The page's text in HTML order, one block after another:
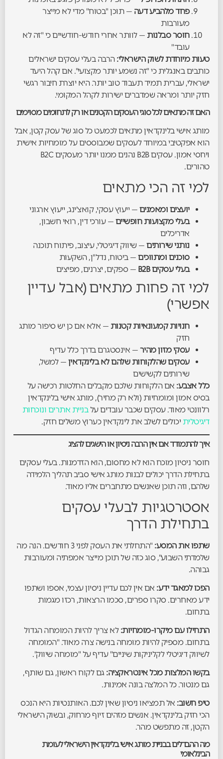
פחד מלהביע דעה — תוכן "בטוח" מדי לא מייצר
מעורבות
חוסר סבלנות — לוותר אחרי חודש-חודשיים כי "זה לא
עובד"
טעות מיוחדת לשוק הישראלי: הרבה בעלי עסקים ישראלים
כותבים באנגלית כי "זה נשמע יותר מקצועי". אם קהל היעד
ישראלי, עברית תמיד תעבוד טוב יותר. היא יוצרת חיבור רגשי
חזק יותר ומראה שמדברים ישירות לקהל המקומי.
האם זה מתאים לכל סוגי העסקים הקטנים או רק לתחומים מסוימים
מותג אישי בלינקדאין מתאים לכמעט כל סוג של עסק קטן, אבל
הוא אפקטיבי במיוחד לעסקים שמבוססים על מומחיות אישית
ויחסי אמון. עסקים B2B נהנים ממנו יותר מעסקים B2C
טהורים.
למי זה הכי מתאים
יועצים ומאמנים — ייעוץ עסקי, קואצ'ינג, ייעוץ ארגוני
בעלי מקצועות חופשיים — עורכי דין, רואי חשבון,
אדריכלים
נותני שירותים— שיווק דיגיטלי, עיצוב, פיתוח תוכנה
סוכנים ומתווכים— ביטוח, נדל"ן, השקעות
בעלי עסקים B2B
— ספקים, יצרנים, מפיצים
למי זה פחות מתאים (אבל עדיין
אפשרי)
חנויות קמעונאיות קטנות — אלא אם כן יש סיפור מותג
חזק
עסקי מזון מהיר — אינסטגרם בדרך כלל עדיף
עסקים שהלקוחות שלהם לא בלינקדאין — למשל,
שירותים לקשישים
כלל אצבע: אם הלקוחות שלכם מקבלים החלטות רכישה על
בסיס אמון ומומחיות (ולא רק מחיר), מותג אישי בלינקדאין
רלוונטי מאוד. עסקים שכבר עובדים עלבניית אתרים ונוכחות
דיגיטלית יכולים לשלב את לינקדאין כערוץ משלים חזק.
איך להתמודד אם אין הרבה ניסיון או הישגים להציג
חוסר ניסיון מוכח הוא לא מחסום, הוא הזדמנות. בעלי עסקים
בתחילת הדרך יכולים לבנות מותג אישי סביב תהליך הלמידה
שלהם, וזה תוכן שאנשים מתחברים אליו מאוד.
אסטרטגיות לבעלי עסקים
בתחילת הדרך
שתפו את המסע:
"התחלתי את העסק לפני 3 חודשים. הנה מה
שלמדתי השבוע", סוג כזה של תוכן מייצר אמפתיה ומעורבות
גבוהה.
הפכו למאגד ידע: אם אין לכם עדיין ניסיון עצמי, אספו ושתפו
ידע מאחרים. סקרו ספרים, סכמו הרצאות, רכזו מגמות
בתחום.
התחילו עם מיקרו-מומחיות: לא צריך להיות המומחה הגדול
בתחום. מספיק להיות מומחה בנישה צרה מאוד. "המומחה
לשיווק דיגיטלי לקליניקות שיניים" עדיף על "מומחה שיווק".
בקשו המלצות מכל אינטראקציה: גם לקוח ראשון, גם שותף,
גם מנטור. כל המלצה בונה אמינות.
טיפ חשוב: אל תמציאו ניסיון שאין לכם. האותנטיות היא הנכס
הכי חזק בלינקדאין. אנשים מזהים זיוף מרחוק, ובשוק הישראלי
הקטן, זה מתפשט מהר.
מה ההבדלים בבניית מותג אישי בלינקדאין הישראלי לעומת
הבינלאומי